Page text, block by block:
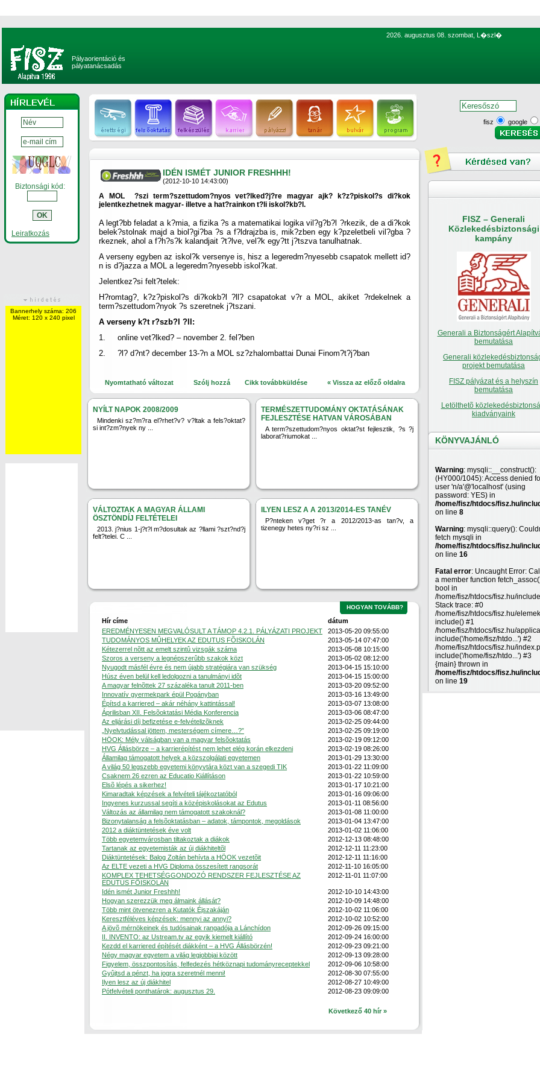
2026. augusztus 08. szombat, L�szl�
Pályaorientáció és
pályatanácsadás
Biztonsági kód:
Leiratkozás
Bannerhely száma: 206
Méret: 120 x 240 pixel
IDÉN ISMÉT JUNIOR FRESHHH!
(2012-10-10 14:43:00)
A MOL ?szi term?szettudom?nyos vet?lked?j?re magyar ajk? k?z?piskol?s di?kok
jelentkezhetnek magyar- illetve a hat?rainkon t?li iskol?kb?l.
A legt?bb feladat a k?mia, a fizika ?s a matematikai logika vil?g?b?l ?rkezik, de a di?kok
belek?stolnak majd a biol?gi?ba ?s a f?ldrajzba is, mik?zben egy k?pzeletbeli vil?gba ?
rkeznek, ahol a f?h?s?k kalandjait ?t?lve, vel?k egy?tt j?tszva tanulhatnak.
A verseny egyben az iskol?k versenye is, hisz a legeredm?nyesebb csapatok mellett id?
n is d?jazza a MOL a legeredm?nyesebb iskol?kat.
Jelentkez?si felt?telek:
H?romtag?, k?z?piskol?s di?kokb?l ?ll? csapatokat v?r a MOL, akiket ?rdekelnek a
term?szettudom?nyok ?s szeretnek j?tszani.
A verseny k?t r?szb?l ?ll:
1. online vet?lked? – november 2. fel?ben
2. ?l? d?nt? december 13-?n a MOL sz?zhalombattai Dunai Finom?t?j?ban
Nyomtatható változat Szólj hozzá Cikk továbbküldése « Vissza az előző oldalra
NYÍLT NAPOK 2008/2009
Mindenki sz?m?ra el?rhet?v? v?ltak a fels?oktat?
si int?zm?nyek ny ...
TERMÉSZETTUDOMÁNY OKTATÁSÁNAK
FEJLESZTÉSE HATVAN VÁROSÁBAN
A term?szettudom?nyos oktat?st fejlesztik, ?s ?j
laborat?riumokat ...
VÁLTOZTAK A MAGYAR ÁLLAMI
ÖSZTÖNDÍJ FELTÉTELEI
2013. j?nius 1-j?t?l m?dosultak az ?llami ?szt?nd?j
felt?telei. C ...
ILYEN LESZ A A 2013/2014-ES TANÉV
P?nteken v?get ?r a 2012/2013-as tan?v, a
tizenegy hetes ny?ri sz ...
HOGYAN TOVÁBB?
Hír címe
dátum
EREDMÉNYESEN MEGVALÓSULT A TÁMOP 4.2.1. PÁLYÁZATI PROJEKT
2013-05-20 09:55:00
TUDOMÁNYOS MÛHELYEK AZ EDUTUS FÕISKOLÁN
2013-05-14 07:47:00
Kétezerrel nõtt az emelt szintû vizsgák száma
2013-05-08 10:15:00
Szoros a verseny a legnépszerûbb szakok közt
2013-05-02 08:12:00
Nyugodt másfél évre és nem újabb stratégiára van szükség
2013-04-15 15:10:00
Húsz éven belül kell ledolgozni a tanulmányi idõt
2013-04-15 15:00:00
A magyar felnõttek 27 százaléka tanult 2011-ben
2013-03-20 09:52:00
Innovatív gyermekpark épül Pogányban
2013-03-16 13:49:00
Építsd a karriered – akár néhány kattintással!
2013-03-07 13:08:00
Áprilisban XII. Felsõoktatási Média Konferencia
2013-03-06 08:47:00
Az eljárási díj befizetése e-felvételizõknek
2013-02-25 09:44:00
„Nyelvtudással jöttem, mesterségem címere…?”
2013-02-25 09:19:00
HÖOK: Mély válságban van a magyar felsõoktatás
2013-02-19 09:12:00
HVG Állásbörze – a karrierépítést nem lehet elég korán elkezdeni
2013-02-19 08:26:00
Államilag támogatott helyek a közszolgálati egyetemen
2013-01-29 13:30:00
A világ 50 legszebb egyetemi könyvtára közt van a szegedi TIK
2013-01-22 11:09:00
Csaknem 26 ezren az Educatio Kiállításon
2013-01-22 10:59:00
Elsõ lépés a sikerhez!
2013-01-17 10:21:00
Kimaradtak képzések a felvételi tájékoztatóból
2013-01-16 09:06:00
Ingyenes kurzussal segíti a középiskolásokat az Edutus
2013-01-11 08:56:00
Változás az államilag nem támogatott szakoknál?
2013-01-08 11:00:00
Bizonytalanság a felsõoktatásban – adatok, támpontok, megoldások
2013-01-04 13:47:00
2012 a diáktüntetések éve volt
2013-01-02 11:06:00
Több egyetemvárosban tiltakoztak a diákok
2012-12-13 08:48:00
Tartanak az egyetemisták az új diákhiteltõl
2012-12-11 11:23:00
Diáktüntetések: Balog Zoltán behívta a HÖOK vezetõit
2012-12-11 11:16:00
Az ELTE vezeti a HVG Diploma összesített rangsorát
2012-11-10 16:05:00
KOMPLEX TEHETSÉGGONDOZÓ RENDSZER FEJLESZTÉSE AZ
EDUTUS FÕISKOLÁN
2012-11-01 11:07:00
Idén ismét Junior Freshhh!
2012-10-10 14:43:00
Hogyan szerezzük meg álmaink állását?
2012-10-09 14:48:00
Több mint ötvenezren a Kutatók Éjszakáján
2012-10-02 11:06:00
Keresztféléves képzések: mennyi az annyi?
2012-10-02 10:52:00
A jövõ mérnökeinek és tudósainak rangadója a Lánchídon
2012-09-26 09:15:00
II. INVENTO: az Ustream.tv az egyik kiemelt kiállító
2012-09-24 16:00:00
Kezdd el karriered építését diákként – a HVG Állásbörzén!
2012-09-23 09:21:00
Négy magyar egyetem a világ legjobbjai között
2012-09-13 09:28:00
Figyelem, összpontosítás, felfedezés hétköznapi tudományreceptekkel
2012-09-06 10:58:00
Gyûjtsd a pénzt, ha jogra szeretnél menni!
2012-08-30 07:55:00
Ilyen lesz az új diákhitel
2012-08-27 10:49:00
Pótfelvételi ponthatárok: augusztus 29.
2012-08-23 09:09:00
Következő 40 hír »
fisz google
FISZ – Generali
Közlekedésbiztonsági
kampány
Generali a Biztonságért
bemutatása
Generali
projekt bemutatása
FISZ pályázat és a helyszín
bemutatása
Letölthetõ
kiadványaink
KÖNYVAJÁNLÓ
Warning: mysqli::__construct():
(HY000/1045): Access denied
user 'n/a'@'localhost' (using
password: YES) in
/home/fisz/htdocs/fisz.hu/
on line 8
Warning: mysqli::query():
fetch mysqli in
/home/fisz/htdocs/fisz.hu/
on line 16
Fatal error: Uncaught Error:
a member function
bool in
/home/fisz/htdocs/fisz.hu/
Stack trace: #0
/home/fisz/htdocs/fisz.hu/
include() #1
/home/fisz/htdocs/fisz.hu/
include('/home/fisz/htdo...') #2
/home/fisz/htdocs/fisz.hu/
include('/home/fisz/htdo...') #3
{main} thrown in
/home/fisz/htdocs/fisz.hu/
on line 19